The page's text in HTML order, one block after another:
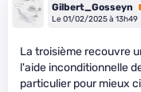
Gilbert_Gosseyn
Le 01/02/2025 à 13h49
La troisième recouvre
l'aide inconditionnelle
particulier pour mieux